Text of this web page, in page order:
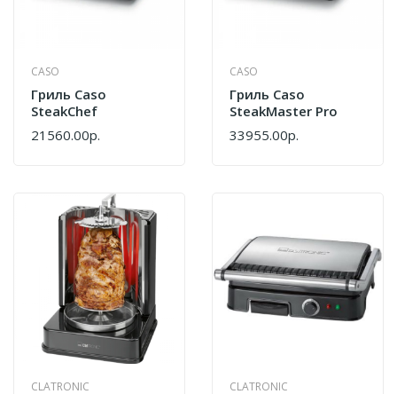
CASO
Гриль Caso
SteakChef
21560.00р.
CASO
Гриль Caso
SteakMaster Pro
33955.00р.
CLATRONIC CLATRONIC